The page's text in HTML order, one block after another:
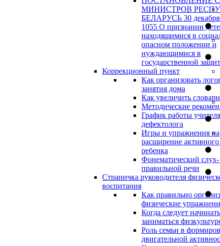
МИНИСТРОВ
БЕЛАРУСЬ 30
1055 О признании
находящимися в
опасном положении и
нуждающимися в
государственной
Коррекционный пункт
Как организовать
занятия дома
Как увеличить
Методические
График работы
дефектолога
Игры и упражнения на
расширение активного
ребенка
Фонематический слух-
правильной речи
Страничка руководителя
воспитания
Как правильно
физические
Когда следует начинать
заниматься
Роль семьи в
двигательной